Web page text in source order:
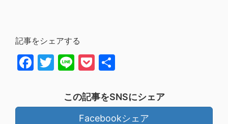
記事をシェアする
Facebook
Twitter
LinePocket
この記事をSNSにシェア
Facebookシェア